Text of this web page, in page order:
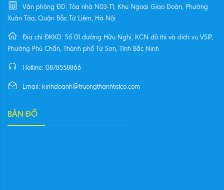
Văn phòng ĐD: Tòa nhà N03-T1, Khu Ngoại Giao Đoàn, Phường
Xuân Tảo, Quận Bắc Từ Liêm, Hà Nội
Địa chỉ ĐKKD: Số 01 đường Hữu Nghị, KCN đô thị và dịch vụ VSIP,
Phường Phù Chẩn, Thành phố Từ Sơn, Tỉnh Bắc Ninh
Hotline: 0878558866
Email: kinhdoanh@truongthanhtistco.com
BẢN ĐỒ